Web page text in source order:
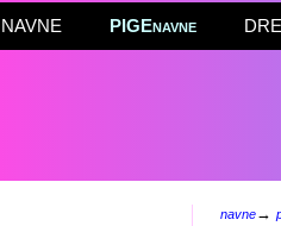
NAVNE PIGEnavne
navne→